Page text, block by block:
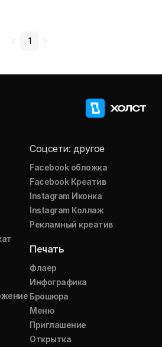
1
Соцсети: другое
Facebook обложка
Facebook Креатив
Instagram Иконка
Instagram Коллаж
Рекламный креатив
Печать
Флаер
Инфографика
Брошюра
Меню
Приглашение
Открытка